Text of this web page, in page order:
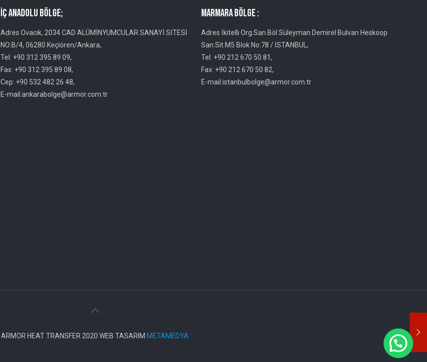
İç Anadolu Bölge;
Adres Ovacık, 2034 CAD ALÜMİNYUMCULAR SANAYİ SİTESİ
NO:B/4, 06280 Keçiören/Ankara,
Tel: +90 312 395 89 09,
Fax: +90 312 395 89 08,
Cep: +90 532 482 26 48,
E-mail:ankarabolge@armor.com.tr
MARMARA BÖLGE :
Adres İkitelli Org.San.Böl Süleyman Demirel Bulvarı Heskoop
San.Sit.M5 Blok No:78 / İSTANBUL,
Tel: +90 212 670 50 81,
Fax: +90 212 670 50 82,
E-mail:istanbulbolge@armor.com.tr
ARMOR HEAT TRANSFER 2020 WEB TASARIM METAMEDYA